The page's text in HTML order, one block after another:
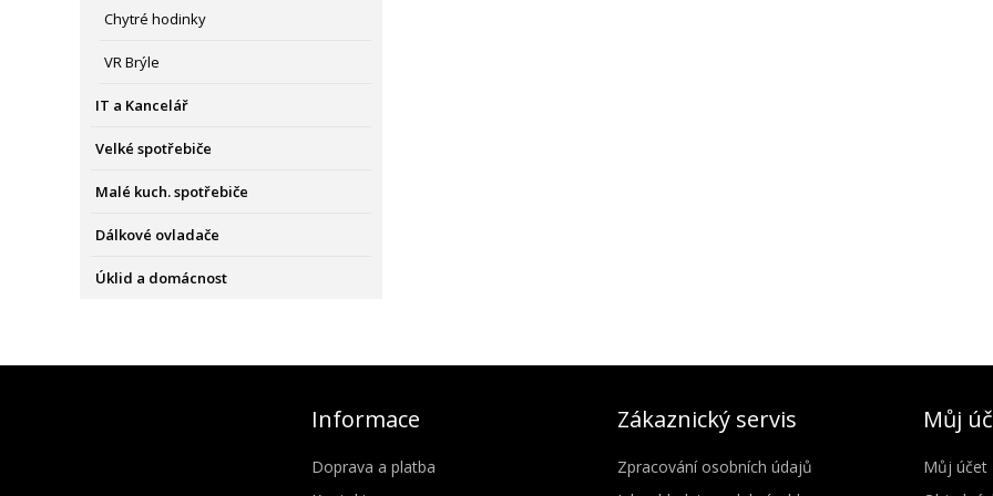
Chytré hodinky
VR Brýle
IT a Kancelář
Velké spotřebiče
Malé kuch. spotřebiče
Dálkové ovladače
Úklid a domácnost
Informace
Doprava a platba
Zákaznický servis
Zpracování osobních údajů
Můj
Můj účet